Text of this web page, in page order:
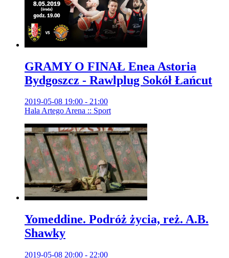
GRAMY O FINAŁ Enea Astoria
Bydgoszcz - Rawlplug Sokół Łańcut
2019-05-08 19:00 - 21:00
Hala Artego Arena :: Sport
Yomeddine. Podróż życia, reż. A.B.
Shawky
2019-05-08 20:00 - 22:00